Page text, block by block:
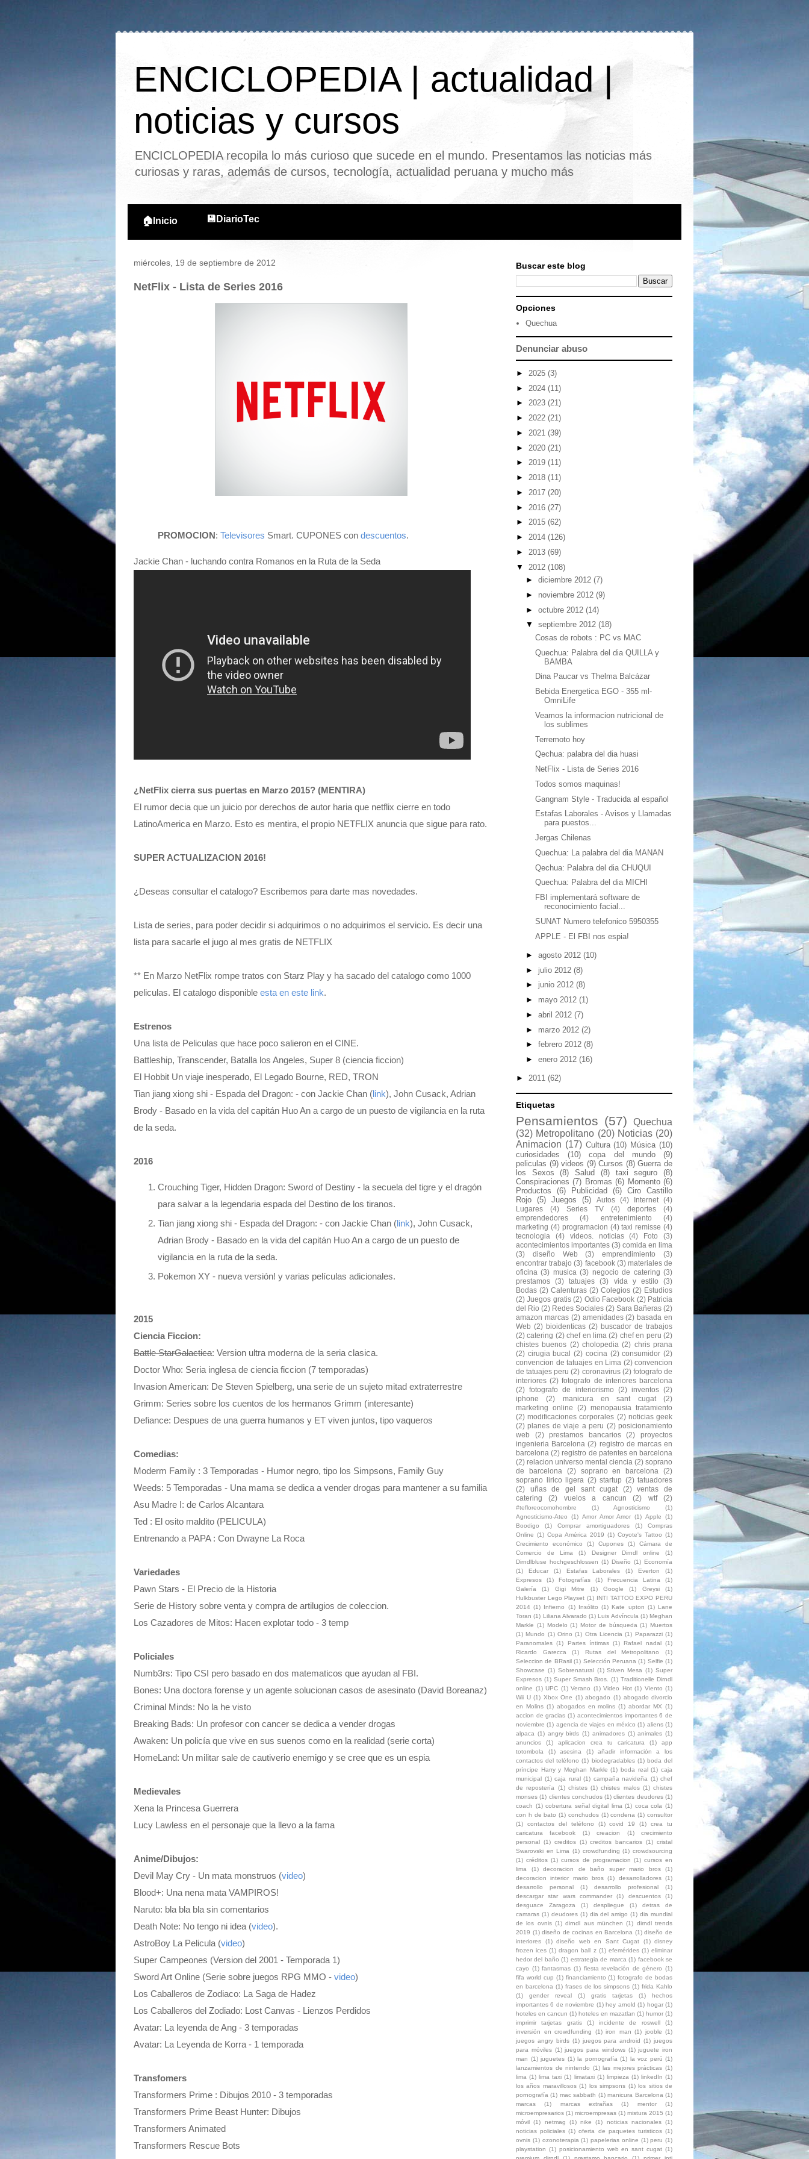
ENCICLOPEDIA | actualidad |
noticias y cursos
ENCICLOPEDIA recopila lo más curioso que sucede en el mundo. Presentamos las noticias más
curiosas y raras, además de cursos, tecnología, actualidad peruana y mucho más
🏠Inicio 💾DiarioTec
miércoles, 19 de septiembre de 2012
NetFlix - Lista de Series 2016
PROMOCION: Televisores Smart. CUPONES con descuentos.
Jackie Chan - luchando contra Romanos en la Ruta de la Seda
¿NetFlix cierra sus puertas en Marzo 2015? (MENTIRA)
El rumor decia que un juicio por derechos de autor haria que netflix cierre en todo
LatinoAmerica en Marzo. Esto es mentira, el propio NETFLIX anuncia que sigue para rato.
SUPER ACTUALIZACION 2016!
¿Deseas consultar el catalogo? Escribemos para darte mas novedades.
Lista de series, para poder decidir si adquirimos o no adquirimos el servicio. Es decir una
lista para sacarle el jugo al mes gratis de NETFLIX
** En Marzo NetFlix rompe tratos con Starz Play y ha sacado del catalogo como 1000
peliculas. El catalogo disponible esta en este link.
Estrenos
Una lista de Peliculas que hace poco salieron en el CINE.
Battleship, Transcender, Batalla los Angeles, Super 8 (ciencia ficcion)
El Hobbit Un viaje inesperado, El Legado Bourne, RED, TRON
Tian jiang xiong shi - Espada del Dragon: - con Jackie Chan (link), John Cusack, Adrian
Brody - Basado en la vida del capitán Huo An a cargo de un puesto de vigilancia en la ruta
de la seda.
2016
Crouching Tiger, Hidden Dragon: Sword of Destiny - la secuela del tigre y el dragón
para salvar a la legendaria espada del Destino de los tiranos.
Tian jiang xiong shi - Espada del Dragon: - con Jackie Chan (link), John Cusack,
Adrian Brody - Basado en la vida del capitán Huo An a cargo de un puesto de
vigilancia en la ruta de la seda.
Pokemon XY - nueva versión! y varias películas adicionales.
2015
Ciencia Ficcion:
Battle StarGalactica: Version ultra moderna de la seria clasica.
Doctor Who: Seria inglesa de ciencia ficcion (7 temporadas)
Invasion American: De Steven Spielberg, una serie de un sujeto mitad extraterrestre
Grimm: Series sobre los cuentos de los hermanos Grimm (interesante)
Defiance: Despues de una guerra humanos y ET viven juntos, tipo vaqueros
Comedias:
Moderm Family : 3 Temporadas - Humor negro, tipo los Simpsons, Family Guy
Weeds: 5 Temporadas - Una mama se dedica a vender drogas para mantener a su familia
Asu Madre I: de Carlos Alcantara
Ted : El osito maldito (PELICULA)
Entrenando a PAPA : Con Dwayne La Roca
Variedades
Pawn Stars - El Precio de la Historia
Serie de History sobre venta y compra de artilugios de coleccion.
Los Cazadores de Mitos: Hacen explotar todo - 3 temp
Policiales
Numb3rs: Tipo CSI pero basado en dos matematicos que ayudan al FBI.
Bones: Una doctora forense y un agente solucionan casos de asesinato (David Boreanaz)
Criminal Minds: No la he visto
Breaking Bads: Un profesor con cancer se dedica a vender drogas
Awaken: Un policía que vive en sus suenos como en la realidad (serie corta)
HomeLand: Un militar sale de cautiverio enemigo y se cree que es un espia
Medievales
Xena la Princesa Guerrera
Lucy Lawless en el personaje que la llevo a la fama
Anime/Dibujos:
Devil May Cry - Un mata monstruos (video)
Blood+: Una nena mata VAMPIROS!
Naruto: bla bla bla sin comentarios
Death Note: No tengo ni idea (video).
AstroBoy La Pelicula (video)
Super Campeones (Version del 2001 - Temporada 1)
Sword Art Online (Serie sobre juegos RPG MMO - video)
Los Caballeros de Zodiaco: La Saga de Hadez
Los Caballeros del Zodiado: Lost Canvas - Lienzos Perdidos
Avatar: La leyenda de Ang - 3 temporadas
Avatar: La Leyenda de Korra - 1 temporada
Transfomers
Transformers Prime : Dibujos 2010 - 3 temporadas
Transformers Prime Beast Hunter: Dibujos
Transformers Animated
Transformers Rescue Bots
Buscar este blog
Opciones
Quechua
Denunciar abuso
► 2025 (3)
► 2024 (11)
► 2023 (21)
► 2022 (21)
► 2021 (39)
► 2020 (21)
► 2019 (11)
► 2018 (11)
► 2017 (20)
► 2016 (27)
► 2015 (62)
► 2014 (126)
► 2013 (69)
▼ 2012 (108)
► diciembre 2012 (7)
► noviembre 2012 (9)
► octubre 2012 (14)
▼ septiembre 2012 (18)
Cosas de robots : PC vs MAC
Quechua: Palabra del dia QUILLA y
BAMBA
Dina Paucar vs Thelma Balcázar
Bebida Energetica EGO - 355 ml-
OmniLife
Veamos la informacion nutricional de
los sublimes
Terremoto hoy
Qechua: palabra del dia huasi
NetFlix - Lista de Series 2016
Todos somos maquinas!
Gangnam Style - Traducida al español
Estafas Laborales - Avisos y Llamadas
para puestos...
Jergas Chilenas
Quechua: La palabra del dia MANAN
Qechua: Palabra del dia CHUQUI
Quechua: Palabra del dia MICHI
FBI implementará software de
reconocimiento facial...
SUNAT Numero telefonico 5950355
APPLE - El FBI nos espia!
► agosto 2012 (10)
► julio 2012 (8)
► junio 2012 (8)
► mayo 2012 (1)
► abril 2012 (7)
► marzo 2012 (2)
► febrero 2012 (8)
► enero 2012 (16)
► 2011 (62)
Etiquetas
Pensamientos (57)
Quechua
(32) Metropolitano (20) Noticias (20)
Animacion (17) Cultura (10) Música (10)
curiosidades
(10) copa del mundo
(9)
peliculas (9) videos (9) Cursos (8) Guerra de
los Sexos
(8) Salud (8) taxi seguro
(8)
Conspiraciones (7) Bromas (6) Momento (6)
Productos
(6) Publicidad (6) Ciro Castillo
Rojo (5) Juegos (5) Autos (4) Internet
(4)
Lugares
(4) Series TV (4) deportes
(4)
emprendedores
(4) entretenimiento
(4)
marketing (4) programacion (4) taxi remisse (4)
tecnologia
(4) videos. noticias (4) Foto
(3)
acontecimientos importantes (3) comida en lima
(3)
diseño Web (3) emprendimiento
(3)
encontrar trabajo (3) facebook (3) materiales de
oficina (3) musica (3) negocio de catering (3)
prestamos
(3) tatuajes (3) vida y estilo
(3)
Bodas (2) Calenturas (2) Colegios (2) Estudios
(2) Juegos gratis (2) Odio Facebook (2) Patricia
del Rio (2) Redes Sociales (2) Sara Bañeras (2)
amazon marcas (2) amenidades (2) basada en
Web (2) bioidenticas (2) buscador de trabajos
(2) catering (2) chef en lima (2) chef en peru (2)
chistes buenos (2) cholopedia (2) chris prana
(2) cirugia bucal (2) cocina (2) consumidor (2)
convencion de tatuajes en Lima (2) convencion
de tatuajes peru (2) coronavirus (2) fotografo de
interiores (2) fotografo de interiores barcelona
(2) fotografo de interiorismo (2) inventos (2)
iphone
(2) manicura en sant cugat
(2)
marketing online
(2) menopausia tratamiento
(2) modificaciones corporales (2) noticias geek
(2) planes de viaje a peru (2) posicionamiento
web
(2) prestamos bancarios (2)
proyectos
ingenieria Barcelona (2) registro de marcas en
barcelona (2) registro de patentes en barcelona
(2) relacion universo mental ciencia (2) soprano
de barcelona
(2) soprano en barcelona
(2)
soprano lirico ligera (2) startup (2) tatuadores
(2)
uñas de gel sant cugat (2)
ventas de
catering
(2) vuelos a cancun (2) wtf (2)
#tefloreocomohombre (1) Agnosticismo
(1)
Agnosticismo-Ateo
(1) Amor Amor Amor (1) Apple
(1)
Boodigo
(1) Comprar amortiguadores (1)
Compras
Online (1) Copa América 2019 (1) Coyote's Tattoo (1)
Crecimiento económico
(1) Cupones (1)
Cámara de
Comercio de Lima
(1) Designer Dirndl online
(1)
Dirndlbluse hochgeschlossen (1) Diseño (1) Economía
(1)
Educar (1) Estafas Laborales (1) Everton
(1)
Expresos
(1) Fotografías (1) Frecuencia Latina
(1)
Galería
(1) Gigi Mitre (1) Google (1) Greysi
(1)
Hulkbuster Lego Playset (1) INTI TATTOO EXPO PERU
2014 (1) Infierno (1) Insólito (1) Kate upton (1) Lane
Toran (1) Liliana Alvarado (1) Luis Advíncula (1) Meghan
Markle (1) Modelo (1) Motor de búsqueda (1) Muertos
(1) Mundo (1) Orino (1) Otra Licencia (1) Paparazzi (1)
Paranomales (1) Partes íntimas (1) Rafael nadal (1)
Ricardo Garecca
(1) Rutas del Metropolitano
(1)
Seleccion de BRasil (1) Selección Peruana (1) Selfie (1)
Showcase (1) Sobrenatural (1) Stiven Mesa (1) Super
Expresos (1) Super Smash Bros. (1) Traditionelle Dirndl
online (1) UPC (1) Verano (1) Video Hot (1) Viento (1)
Wii U (1) Xbox One (1) abogado (1) abogado divorcio
en Molins (1) abogados en molins (1) abordar MX (1)
accion de gracias (1) acontecimientos importantes 6 de
noviembre (1) agencia de viajes en méxico (1) aliens (1)
alpaca (1) angry birds (1) animadores (1) animales (1)
anuncios
(1) aplicacion crea tu caricatura (1)
app
totombola
(1) asesina (1)
añadir información a los
contactos del teléfono (1) biodegradables (1) boda del
príncipe Harry y Meghan Markle (1) boda real (1) caja
municipal (1) caja rural (1) campaña navideña (1) chef
de repostería
(1) chistes (1) chistes malos (1) chistes
monses (1) clientes conchudos (1) clientes deudores (1)
coach (1) cobertura señal digital lima (1) coca cola (1)
con h de bato (1) conchudos (1) condena (1) consultor
(1)
contactos del teléfono (1) covid 19 (1)
crea tu
caricatura facebook
(1) creacion (1)
crecimiento
personal (1) creditos (1) creditos bancarios (1) cristal
Swarovski en Lima (1) crowdfunding (1) crowdsourcing
(1) créditos (1) cursos de programacion (1) cursos en
lima
(1) decoracion de baño super mario bros
(1)
decoracion interior mario bros (1) desarrolladores (1)
desarrollo personal
(1) desarrollo profesional
(1)
descargar star wars commander
(1) descuentos
(1)
desguace Zaragoza
(1) despliegue (1)
detras de
camaras (1) deudores (1) dia del amigo (1) dia mundial
de los ovnis (1) dirndl aus münchen (1) dirndl trends
2019 (1) diseño de cocinas en Barcelona (1) diseño de
interiores
(1) diseño web en Sant Cugat (1) disney
frozen ices (1) dragon ball z (1) efemérides (1) eliminar
hedor del baño (1) estrategia de marca (1) facebook se
cayo (1) fantasmas (1) fiesta revelación de género (1)
fifa world cup (1) financiamiento (1) fotografo de bodas
en barcelona (1) frases de los simpsons (1) frida Kahlo
(1)
gender reveal (1) gratis tarjetas (1)
hechos
importantes 6 de noviembre (1) hey arnold (1) hogar (1)
hoteles en cancun (1) hoteles en mazatlan (1) humor (1)
imprimir tarjetas gratis
(1) incidente de roswell
(1)
inversión en crowdfunding
(1) iron man (1) jooble (1)
juegos angry birds (1) juegos para android (1) juegos
para móviles (1) juegos para windows (1) juguete iron
man (1) juguetes (1) la pornografía (1) la voz perú (1)
lanzamientos de nintendo (1) las mejores prácticas (1)
lima (1) lima taxi (1) limataxi (1) limpieza (1) linkedIn (1)
los años maravillosos (1) los simpsons (1) los sitios de
pornografía (1) mac sabbath (1) manicura Barcelona (1)
marcas
(1) marcas extrañas (1) mentor
(1)
microempresarios (1) microempresas (1) mistura 2015 (1)
móvil (1) netmag (1) nike (1) noticias nacionales (1)
noticias policiales (1) oferta de paquetes turisticos (1)
ovnis (1) ozonoterapia (1) papelerias online (1) peru (1)
playstation (1) posicionamiento web en sant cugat (1)